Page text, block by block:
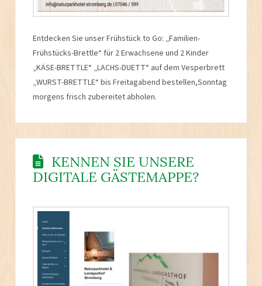
Entdecken Sie unser Frühstück to Go: „Familien-
Frühstücks-Brettle“ für 2 Erwachsene und 2 Kinder
„KÄSE-BRETTLE“ „LACHS-DUETT“ auf dem Vesperbrett
„WURST-BRETTLE“ bis Freitagabend bestellen,Sonntag
morgens frisch zubereitet abholen.
KENNEN SIE UNSERE
DIGITALE GÄSTEMAPPE?